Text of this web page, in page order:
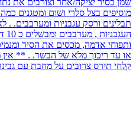
קלחי תירס צרובים על מחבת עם